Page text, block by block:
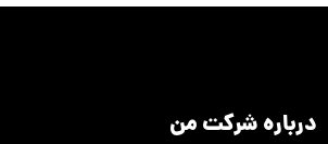
درباره شرکت من